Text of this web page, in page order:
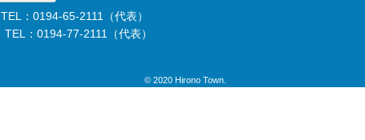
TEL：0194-65-2111（代表）
TEL：0194-77-2111（代表）
© 2020 Hirono Town.